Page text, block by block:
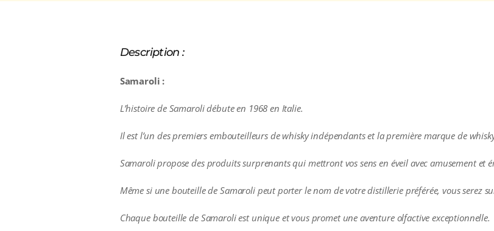
Description :
Samaroli :
L’histoire de Samaroli débute en 1968 en Italie.
Il est l’un des premiers embouteilleurs de whisky indépendants et la première marque de
Samaroli propose des produits surprenants qui mettront vos sens en éveil avec amusement et
Même si une bouteille de Samaroli peut porter le nom de votre distillerie préférée, vous serez
Chaque bouteille de Samaroli est unique et vous promet une aventure olfactive exceptionnelle.